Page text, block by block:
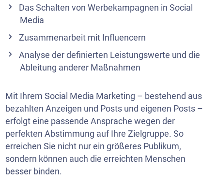
Das Schalten von Werbekampagnen in Social
Media
Zusammenarbeit mit Influencern
Analyse der definierten Leistungswerte und die
Ableitung anderer Maßnahmen
Mit Ihrem Social Media Marketing – bestehend aus
bezahlten Anzeigen und Posts und eigenen Posts –
erfolgt eine passende Ansprache wegen der
perfekten Abstimmung auf Ihre Zielgruppe. So
erreichen Sie nicht nur ein größeres Publikum,
sondern können auch die erreichten Menschen
besser binden.